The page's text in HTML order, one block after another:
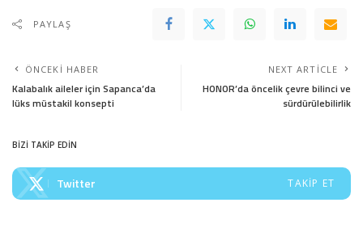
PAYLAŞ
ÖNCEKI HABER
Kalabalık aileler için Sapanca’da
lüks müstakil konsepti
NEXT ARTICLE
HONOR’da öncelik çevre bilinci ve
sürdürülebilirlik
BİZİ TAKİP EDİN
Twitter TAKIP ET